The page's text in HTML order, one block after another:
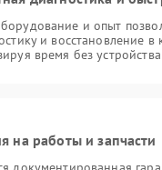
и опыт
и восстановление в
время без устройства
на работы и запчасти